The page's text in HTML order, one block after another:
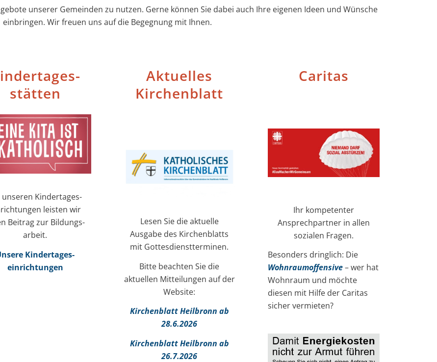
unserer Gemeinden zu nutzen. Gerne können Sie dabei auch Ihre eigenen Ideen und Wünsche
einbringen. Wir freuen uns auf die Begegnung mit Ihnen.
stätten
unseren Kinder­tages­
leisten wir
Beitrag zur Bildungs­
arbeit.
Kinder­tages­
einrichtungen
Aktuelles
Kirchenblatt
Lesen Sie die aktuelle
Ausgabe des Kirchenblatts
mit Gottesdienstterminen.
Bitte beachten Sie die
aktuellen Mitteilungen auf der
Website:
Kirchenblatt Heilbronn ab
28.6.2026
Kirchenblatt Heilbronn ab
26.7.2026
Caritas
Ihr kompetenter
Ansprechpartner in allen
sozialen Fragen.
Besonders dringlich: Die
Wohnraumoffensive– wer hat
Wohnraum und möchte
diesen mit Hilfe der Caritas
sicher vermieten?